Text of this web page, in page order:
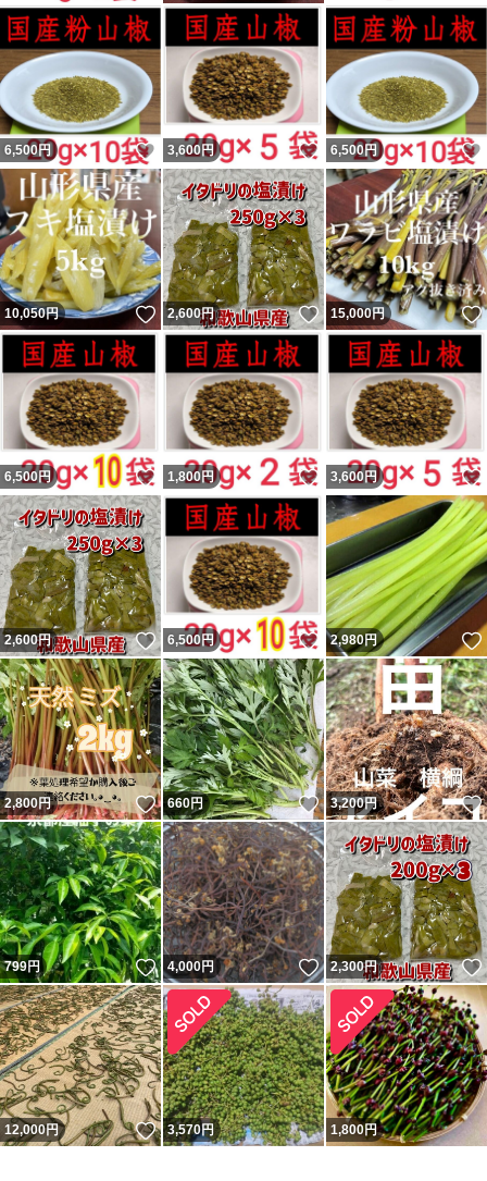
6,500円 いいね！
3,600円 いいね！
6,500円
10,050円 いいね！
2,600円 いいね！
15,000円
6,500円 いいね！
1,800円 いいね！
3,600円
2,600円 いいね！
6,500円 いいね！
2,980円
2,800円 いいね！
660円 いいね！
3,200円
799円 いいね！
4,000円 いいね！
2,300円
12,000円 いいね！
3,570円 1,800円